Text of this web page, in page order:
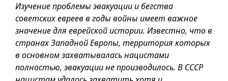
Изучение проблемы эвакуации и бегства
советских евреев в годы войны имеет важное
значение для еврейской истории. Известно, что в
странах Западной Европы, территория которых
в основном захватывалась нацистами
полностью, эвакуации не производилось. В СССР